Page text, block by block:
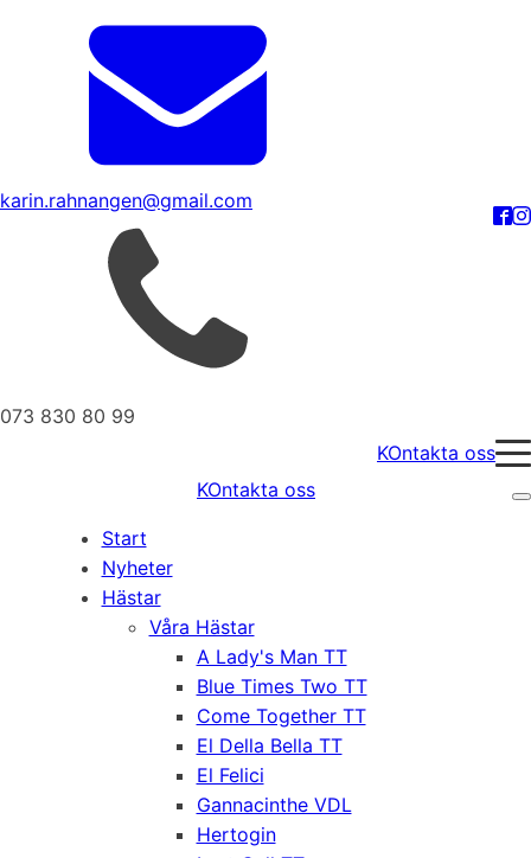
karin.rahnangen@gmail.com
073 830 80 99
KOntakta oss
KOntakta oss
Start
Nyheter
Hästar
Våra Hästar
A Lady's Man TT
Blue Times Two TT
Come Together TT
El Della Bella TT
El Felici
Gannacinthe VDL
Hertogin